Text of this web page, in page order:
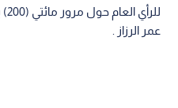
عمر الرزاز .